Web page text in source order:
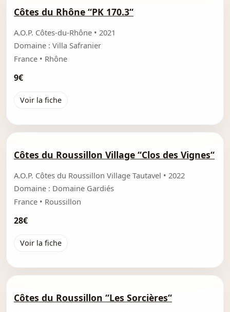
Côtes du Rhône “PK 170.3“
A.O.P. Côtes-du-Rhône • 2021
Domaine : Villa Safranier
France • Rhône
9€
Voir la fiche
Côtes du Roussillon Village “Clos des Vignes“
A.O.P. Côtes du Roussillon Village Tautavel • 2022
Domaine : Domaine Gardiés
France • Roussillon
28€
Voir la fiche
Côtes du Roussillon “Les Sorcières“